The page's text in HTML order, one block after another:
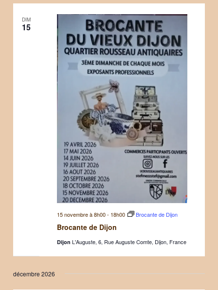
DIM
15
Brocante de Dijon
15 novembre à 8h00- 18h00 Brocante de Dijon
Dijon L'Auguste, 6, Rue Auguste Comte, Dijon, France
décembre 2026